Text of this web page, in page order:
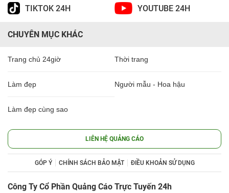
TIKTOK 24H YOUTUBE 24H
CHUYÊN MỤC KHÁC
Trang chủ 24giờ Thời trang
Làm đẹp Người mẫu - Hoa hậu
Làm đẹp cùng sao
LIÊN HỆ QUẢNG CÁO
GÓP Ý CHÍNH SÁCH BẢO MẬT ĐIỀU KHOẢN SỬ DỤNG
Công Ty Cổ Phần Quảng Cáo Trực Tuyến 24h